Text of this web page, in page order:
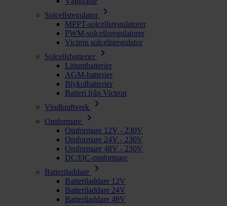
Solcellsregulator
chevron_right
MPPT-solcellsregulatorer
PWM-solcellsregulatorer
Victron solcellsregulator
Solcellsbatterier
chevron_right
Litiumbatterier
AGM-batterier
Blykolbatterier
Batteri från Victron
Vindkraftverk
chevron_right
Omformare chevron_right
Omformare 12V - 230V
Omformare 24V - 230V
Omformare 48V - 230V
DC/DC-omformare
Batteriladdare
chevron_right
Batteriladdare 12V
Batteriladdare 24V
Batteriladdare 48V